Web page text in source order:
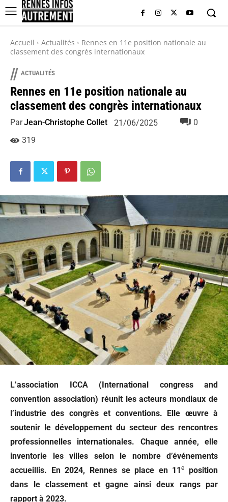
Accueil Actualités
Rennes en 11e position nationale au
classement des congrès internationaux
// ACTUALITÉS
Rennes en 11e position nationale au
classement des congrès internationaux
ParJean-Christophe Collet 21/06/2025
0
319
L’association ICCA (International congress and
convention association) réunit les acteurs mondiaux de
l’industrie des congrès et conventions. Elle œuvre à
soutenir le développement du secteur des rencontres
professionnelles internationales. Chaque année, elle
inventorie les villes selon le nombre d’événements
accueillis. En 2024, Rennes se place en 11e
position
dans le classement et gagne ainsi deux rangs par
rapport à 2023.